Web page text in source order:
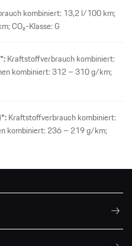
kombiniert: 13,2 l/100 km;
CO₂-Klasse: G
Kraftstoffverbrauch kombiniert:
kombiniert: 312 – 310 g/km;
Kraftstoffverbrauch kombiniert:
kombiniert: 236 – 219 g/km;